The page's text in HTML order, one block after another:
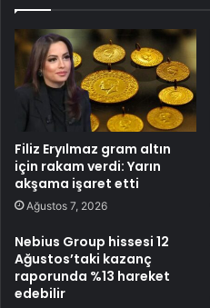
Filiz Eryılmaz gram altın
için rakam verdi: Yarın
akşama işaret etti
Ağustos 7, 2026
Nebius Group hissesi 12
Ağustos’taki kazanç
raporunda %13 hareket
edebilir